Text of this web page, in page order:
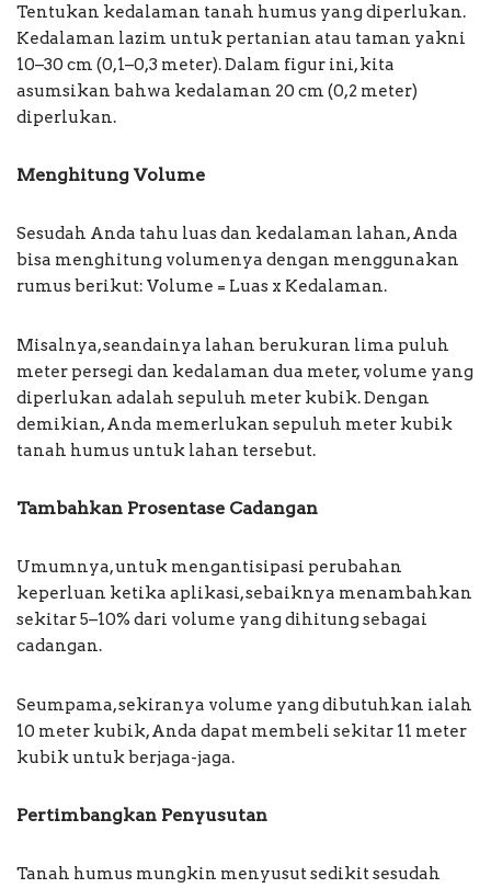
Tentukan kedalaman tanah humus yang diperlukan.
Kedalaman lazim untuk pertanian atau taman yakni
10–30 cm (0,1–0,3 meter). Dalam figur ini, kita
asumsikan bahwa kedalaman 20 cm (0,2 meter)
diperlukan.
Menghitung Volume
Sesudah Anda tahu luas dan kedalaman lahan, Anda
bisa menghitung volumenya dengan menggunakan
rumus berikut: Volume = Luas x Kedalaman.
Misalnya, seandainya lahan berukuran lima puluh
meter persegi dan kedalaman dua meter, volume yang
diperlukan adalah sepuluh meter kubik. Dengan
demikian, Anda memerlukan sepuluh meter kubik
tanah humus untuk lahan tersebut.
Tambahkan Prosentase Cadangan
Umumnya, untuk mengantisipasi perubahan
keperluan ketika aplikasi, sebaiknya menambahkan
sekitar 5–10% dari volume yang dihitung sebagai
cadangan.
Seumpama, sekiranya volume yang dibutuhkan ialah
10 meter kubik, Anda dapat membeli sekitar 11 meter
kubik untuk berjaga-jaga.
Pertimbangkan Penyusutan
Tanah humus mungkin menyusut sedikit sesudah